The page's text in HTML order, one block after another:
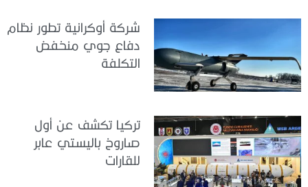
شركة أوكرانية تطور نظام
دفاع جوي منخفض
التكلفة
تركيا تكشف عن أول
صاروخ باليستي عابر
للقارات